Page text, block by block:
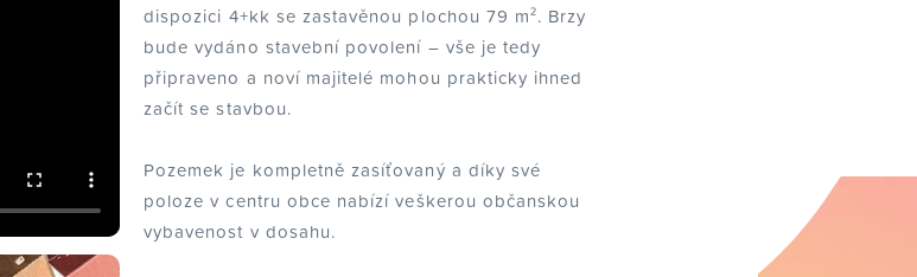
dispozici 4+kk se zastavěnou plochou 79 m². Brzy
bude vydáno stavební povolení – vše je tedy
připraveno a noví majitelé mohou prakticky ihned
začít se stavbou.
Pozemek je kompletně zasíťovaný a díky své
poloze v centru obce nabízí veškerou občanskou
vybavenost v dosahu.